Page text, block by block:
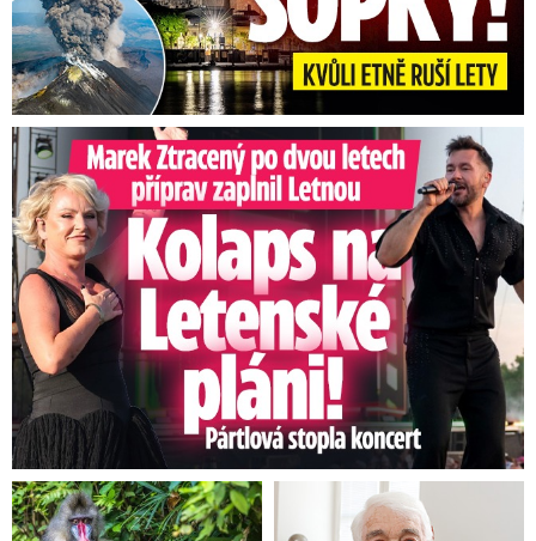
Marek Ztracený na Letné: Pártlová stopla koncert